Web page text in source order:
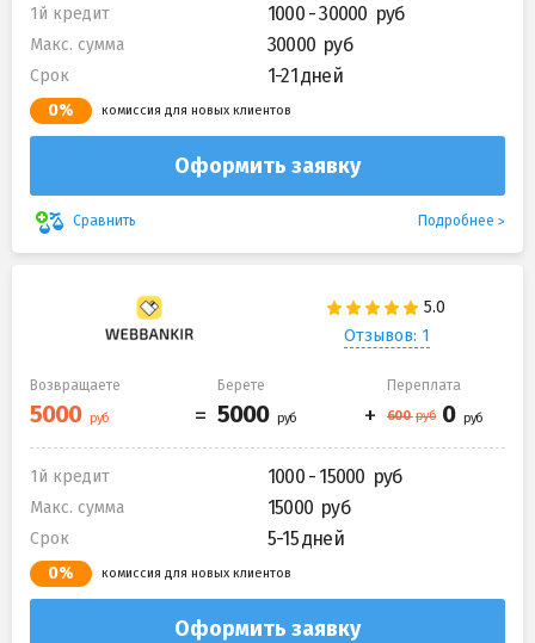
1й кредит 1000 - 30000
Макс. сумма 30000
Срок 1-21 дней
0% комиссия для новых клиентов
Оформить заявку
Сравнить Подробнее
Отзывов: 1
Возвращаете Берете Переплата
1й кредит 1000 - 15000
Макс. сумма 15000
Срок 5-15 дней
0% комиссия для новых клиентов
Оформить заявку